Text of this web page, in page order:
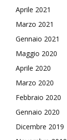
Aprile 2021
Marzo 2021
Gennaio 2021
Maggio 2020
Aprile 2020
Marzo 2020
Febbraio 2020
Gennaio 2020
Dicembre 2019